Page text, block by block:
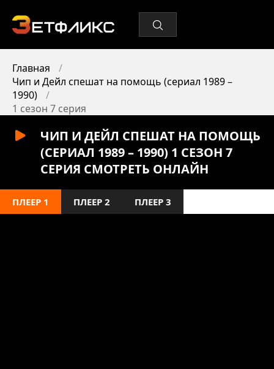
Главная
Чип и Дейл спешат на помощь (сериал 1989 –
1990)
1 сезон 7 серия
ЧИП И ДЕЙЛ СПЕШАТ НА ПОМОЩЬ
(СЕРИАЛ 1989 – 1990) 1 СЕЗОН 7
СЕРИЯ СМОТРЕТЬ ОНЛАЙН
ПЛЕЕР 1 ПЛЕЕР 2 ПЛЕЕР 3